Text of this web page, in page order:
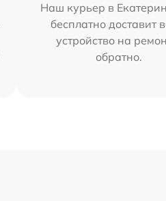
Наш курьер в
бесплатно доставит
устройство на
обратно.